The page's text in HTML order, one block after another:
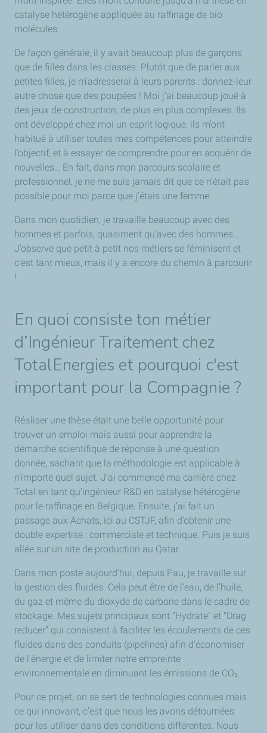
catalyse hétérogène appliquée au raffinage de bio
molécules.
De façon générale, il y avait beaucoup plus de garçons
que de filles dans les classes. Plutôt que de parler aux
petites filles, je m’adresserai à leurs parents : donnez-leur
autre chose que des poupées ! Moi j’ai beaucoup joué à
des jeux de construction, de plus en plus complexes. Ils
ont développé chez moi un esprit logique, ils m’ont
habitué à utiliser toutes mes compétences pour atteindre
l’objectif, et à essayer de comprendre pour en acquérir de
nouvelles… En fait, dans mon parcours scolaire et
professionnel, je ne me suis jamais dit que ce n’était pas
possible pour moi parce que j’étais une femme.
Dans mon quotidien, je travaille beaucoup avec des
hommes et parfois, quasiment qu’avec des hommes...
J’observe que petit à petit nos métiers se féminisent et
c’est tant mieux, mais il y a encore du chemin à parcourir
!
En quoi consiste ton métier
d’Ingénieur Traitement chez
TotalEnergies et pourquoi c'est
important pour la Compagnie ?
Réaliser une thèse était une belle opportunité pour
trouver un emploi mais aussi pour apprendre la
démarche scientifique de réponse à une question
donnée, sachant que la méthodologie est applicable à
n’importe quel sujet. J’ai commencé ma carrière chez
Total en tant qu’ingénieur R&D en catalyse hétérogène
pour le raffinage en Belgique. Ensuite, j’ai fait un
passage aux Achats, ici au CSTJF, afin d’obtenir une
double expertise : commerciale et technique. Puis je suis
allée sur un site de production au Qatar.
Dans mon poste aujourd'hui, depuis Pau, je travaille sur
la gestion des fluides. Cela peut être de l’eau, de l’huile,
du gaz et même du dioxyde de carbone dans le cadre de
stockage. Mes sujets principaux sont "Hydrate" et "Drag
reducer" qui consistent à faciliter les écoulements de ces
fluides dans des conduits (pipelines) afin d’économiser
de l’énergie et de limiter notre empreinte
environnementale en diminuant les émissions de CO₂.
Pour ce projet, on se sert de technologies connues mais
ce qui innovant, c’est que nous les avons détournées
pour les utiliser dans des conditions différentes. Nous